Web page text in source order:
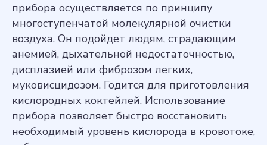
прибора осуществляется по принципу
многоступенчатой молекулярной очистки
воздуха. Он подойдет людям, страдающим
анемией, дыхательной недостаточностью,
дисплазией или фиброзом легких,
муковисцидозом. Годится для приготовления
кислородных коктейлей. Использование
прибора позволяет быстро восстановить
необходимый уровень кислорода в кровотоке,